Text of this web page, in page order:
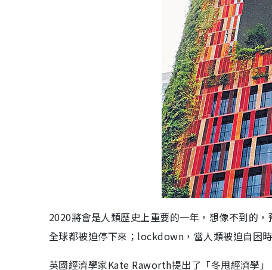
2020將會是人類歷史上重要的一年，想像不到的
全球都被迫停下來；lockdown，當人類被迫自困
英國經濟學家Kate Raworth提出了「冬甩經濟學